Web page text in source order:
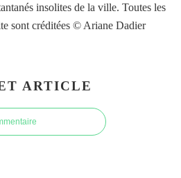
insolites de la ville. Toutes les
sont créditées © Ariane Dadier
ARTICLE